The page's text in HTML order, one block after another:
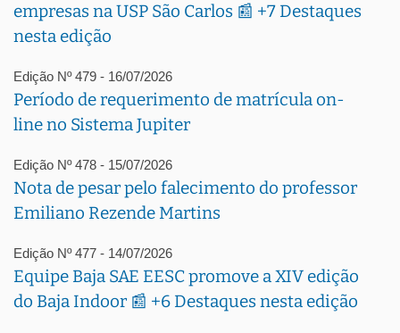
empresas na USP São Carlos 📰 +7 Destaques
nesta edição
Edição Nº 479 - 16/07/2026
Período de requerimento de matrícula on-
line no Sistema Jupiter
Edição Nº 478 - 15/07/2026
Nota de pesar pelo falecimento do professor
Emiliano Rezende Martins
Edição Nº 477 - 14/07/2026
Equipe Baja SAE EESC promove a XIV edição
do Baja Indoor 📰 +6 Destaques nesta edição